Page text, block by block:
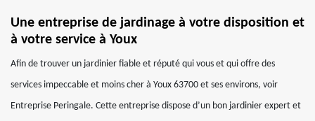
Une entreprise de jardinage à votre disposition et
à votre service à Youx
Afin de trouver un jardinier fiable et réputé qui vous et qui offre des
services impeccable et moins cher à Youx 63700 et ses environs, voir
Entreprise Peringale. Cette entreprise dispose d’un bon jardinier expert et